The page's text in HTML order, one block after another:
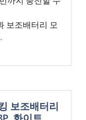
보조배터리 모
보조배터리